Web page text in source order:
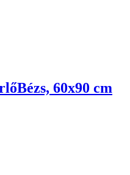
Bézs, 60x90 cm